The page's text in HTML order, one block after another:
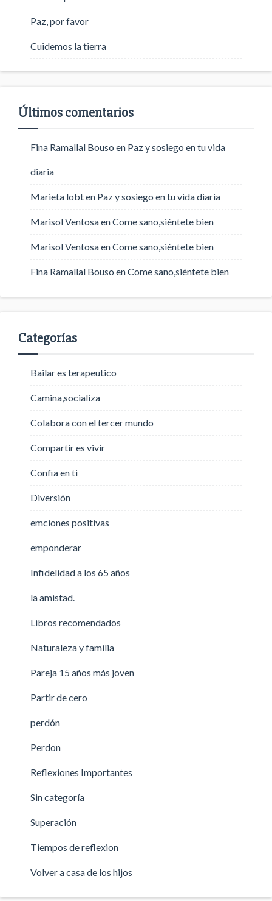
Paz, por favor
Cuidemos la tierra
Últimos comentarios
Fina Ramallal Bouso en Paz y sosiego en tu vida
diaria
Marieta lobten Paz y sosiego en tu vida diaria
Marisol VentosaenCome sano,siéntete bien
Marisol VentosaenCome sano,siéntete bien
Fina Ramallal Bouso enCome sano,siéntete bien
Categorías
Bailar es terapeutico
Camina,socializa
Colabora con el tercer mundo
Compartir es vivir
Confia en ti
Diversión
emciones positivas
emponderar
Infidelidad a los 65 años
la amistad.
Libros recomendados
Naturaleza y familia
Pareja 15 años más joven
Partir de cero
perdón
Perdon
Reflexiones Importantes
Sin categoría
Superación
Tiempos de reflexion
Volver a casa de los hijos